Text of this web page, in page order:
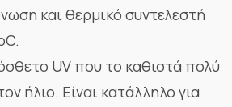
και θερμικό συντελεστή
UV που το καθιστά πολύ
ήλιο. Είναι κατάλληλο για